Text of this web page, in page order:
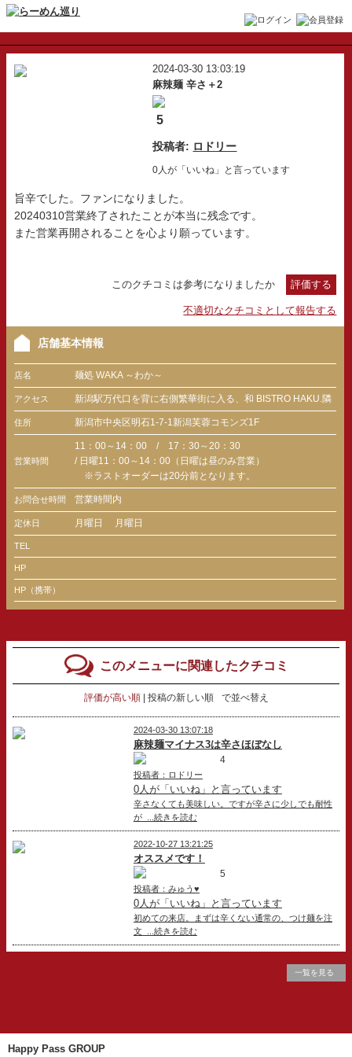
2024-03-30 13:03:19
麻辣麺 辛さ＋2
5
投稿者: ロドリー
0人が「いいね」と言っています
旨辛でした。ファンになりました。
20240310営業終了されたことが本当に残念です。
また営業再開されることを心より願っています。
このクチコミは参考になりましたか 評価する
不適切なクチコミとして報告する
店舗基本情報
店名 麺処 WAKA ～わか～
アクセス 新潟駅万代口を背に右側繁華街に入る、和 BISTRO HAKU.隣
住所 新潟市中央区明石1-7-1新潟芙蓉コモンズ1F
営業時間
11：00～14：00 / 17：30～20：30
/ 日曜11：00～14：00（日曜は昼のみ営業）
※ラストオーダーは20分前となります。
お問合せ時間 営業時間内
定休日 月曜日 月曜日
TEL
HP
HP（携帯）
このメニューに関連したクチコミ
評価が高い順 投稿の新しい順 で並べ替え
2024-03-30 13:07:18
麻辣麺マイナス3は辛さほぼなし
4
投稿者：ロドリー
0人が「いいね」と言っています
辛さなくても美味しい。ですが辛さに少しでも耐性
が ...続きを読む
2022-10-27 13:21:25
オススメです！
5
投稿者：みゅう♥
0人が「いいね」と言っています
初めての来店。まずは辛くない通常の、つけ麺を注
文 ...続きを読む
一覧を見る
Happy Pass GROUP